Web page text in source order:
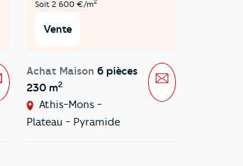
Message
Soit 2 600 €/m2
Vente
Achat Maison 6 pièces
230 m2
Athis-Mons -
Plateau - Pyramide
Message